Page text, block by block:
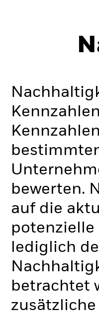
bewerten.
auf die
potenzielle
lediglich
betrachtet